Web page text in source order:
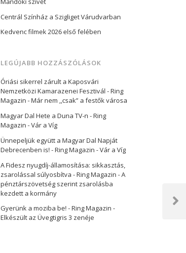
Next
Centrál Színház a Szigliget Várudvarban
Kedvenc filmek 2026 első felében
LEGÚJABB HOZZÁSZÓLÁSOK
Óriási sikerrel zárult a Kaposvári
Nemzetközi Kamarazenei Fesztivál - Ring
Magazin -Már nem ,,csak” a festők városa
Magyar Dal Hete a Duna TV-n - Ring
Magazin -Vár a Víg
Ünnepeljük együtt a Magyar Dal Napját
Debrecenben is! - Ring Magazin -Vár a Víg
A Fidesz nyugdíj-államosítása: sikkasztás,
zsarolással súlyosbítva - Ring Magazin -A
pénztárszövetség szerint zsarolásba
kezdett a kormány
Gyerünk a moziba be! - Ring Magazin -
Elkészült az Üvegtigris 3 zenéje